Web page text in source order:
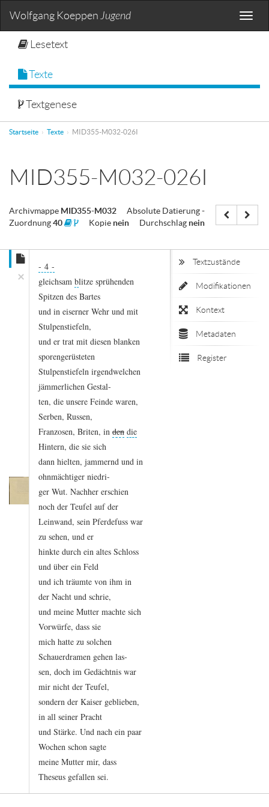
Toggle
Wolfgang Koeppen Jugend
Lesetext
Texte
Textgenese
Startseite Texte MID355-M032-026I
MID355-M032-026I
Archivmappe MID355-M032 Absolute Datierung-
Zuordnung40 Kopie nein Durchschlag nein
×
- 4 -
gleichsam blitze sprühenden
Spitzen des Bartes
und in eiserner Wehr und mit
Stulpenstiefeln,
und er trat mit diesen blanken
sporengerüsteten
Stulpenstiefeln irgendwelchen
jämmerlichen Gestal-
ten, die unsere Feinde waren,
Serben, Russen,
Franzosen, Briten, in den die
Hintern, die sie sich
dann hielten, jammernd und in
ohnmächtiger niedri-
ger Wut. Nachher erschien
noch der Teufel auf der
Leinwand, sein Pferdefuss war
zu sehen, und er
hinkte durch ein altes Schloss
und über ein Feld
und ich träumte von ihm in
der Nacht und schrie,
und meine Mutter machte sich
Vorwürfe, dass sie
mich hatte zu solchen
Schauerdramen gehen las-
sen, doch im Gedächtnis war
mir nicht der Teufel,
sondern der Kaiser geblieben,
in all seiner Pracht
und Stärke. Und nach ein paar
Wochen schon sagte
meine Mutter mir, dass
Theseus gefallen sei.
Textzustände
Modifikationen
Kontext
Metadaten
Register